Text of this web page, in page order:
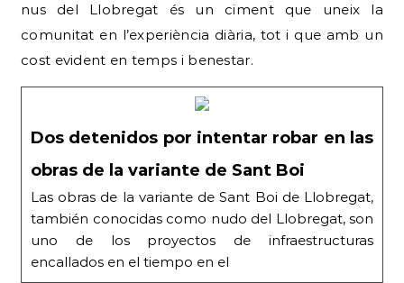
nus del Llobregat és un ciment que uneix la
comunitat en l’experiència diària, tot i que amb un
cost evident en temps i benestar.
Dos detenidos por intentar robar en las
obras de la variante de Sant Boi
Las obras de la variante de Sant Boi de Llobregat,
también conocidas como nudo del Llobregat, son
uno de los proyectos de infraestructuras
encallados en el tiempo en el